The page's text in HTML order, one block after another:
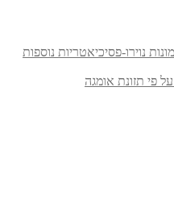
נוירו-פסיכיאטריות נוספות
פי תזונת אומגה